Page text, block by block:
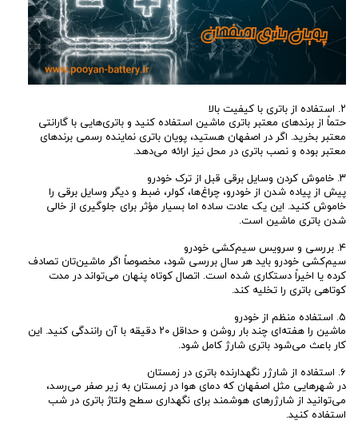
۲. استفاده از باتری با کیفیت بالا
حتماً از برندهای معتبر باتری ماشین استفاده کنید و باتری‌هایی با گارانتی
معتبر بخرید. اگر در اصفهان هستید، پویان باتری نماینده رسمی برندهای
معتبر بوده و نصب باتری در محل نیز ارائه می‌دهد.
۳. خاموش کردن وسایل برقی قبل از ترک خودرو
پیش از پیاده شدن از خودرو، چراغ‌ها، کولر، ضبط و دیگر وسایل برقی را
خاموش کنید. این یک عادت ساده اما بسیار مؤثر برای جلوگیری از خالی
شدن باتری ماشین است.
۴. بررسی و سرویس سیم‌کشی خودرو
سیم‌کشی خودرو باید هر سال بررسی شود، مخصوصاً اگر ماشین‌تان تصادف
کرده یا اخیراً دستکاری شده است. اتصال کوتاه پنهان می‌تواند در مدت
کوتاهی باتری را تخلیه کند.
۵. استفاده منظم از خودرو
ماشین را هفته‌ای چند بار روشن و حداقل ۲۰ دقیقه با آن رانندگی کنید. این
کار باعث می‌شود باتری شارژ کامل شود.
۶. استفاده از شارژر نگهدارنده باتری در زمستان
در شهرهایی مثل اصفهان که دمای هوا در زمستان به زیر صفر می‌رسد،
می‌توانید از شارژرهای هوشمند برای نگهداری سطح ولتاژ باتری در شب
استفاده کنید.